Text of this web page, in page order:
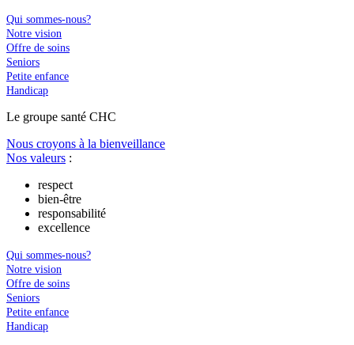
Qui sommes-nous?
Notre vision
Offre de soins
Seniors
Petite enfance
Handicap
Le groupe santé CHC
Nous croyons à la bienveillance
Nos valeurs :
respect
bien-être
responsabilité
excellence
Qui sommes-nous?
Notre vision
Offre de soins
Seniors
Petite enfance
Handicap